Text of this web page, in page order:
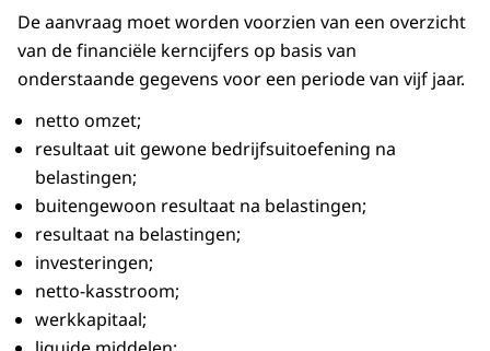
De aanvraag moet worden voorzien van een overzicht
van de financiële kerncijfers op basis van
onderstaande gegevens voor een periode van vijf jaar.
netto omzet;
resultaat uit gewone bedrijfsuitoefening na
belastingen;
buitengewoon resultaat na belastingen;
resultaat na belastingen;
investeringen;
netto-kasstroom;
werkkapitaal;